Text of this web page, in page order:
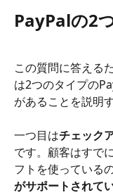
PayPalの2
この質問に答える
は2つのタイプの
があることを説明
一つ目はチェック
です。顧客はすで
フトを使っている
がサポートされて